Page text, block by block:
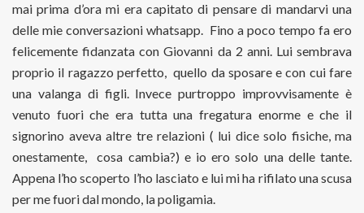
mai prima d’ora mi era capitato di pensare di mandarvi una
delle mie conversazioni whatsapp. Fino a poco tempo fa ero
felicemente fidanzata con Giovanni da 2 anni. Lui sembrava
proprio il ragazzo perfetto, quello da sposare e con cui fare
una valanga di figli. Invece purtroppo improvvisamente è
venuto fuori che era tutta una fregatura enorme e che il
signorino aveva altre tre relazioni ( lui dice solo fisiche, ma
onestamente, cosa cambia?) e io ero solo una delle tante.
Appena l’ho scoperto l’ho lasciato e lui mi ha rifilato una scusa
per me fuori dal mondo, la poligamia.